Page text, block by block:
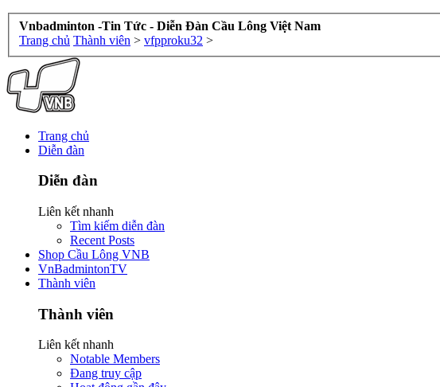
Vnbadminton -Tin Tức - Diễn Đàn Cầu Lông Việt Nam
Trang chủ Thành viên > vfpproku32 >
Trang chủ
Diễn đàn
Diễn đàn
Liên kết nhanh
Tìm kiếm diễn đàn
Recent Posts
Shop Cầu Lông VNB
VnBadmintonTV
Thành viên
Thành viên
Liên kết nhanh
Notable Members
Đang truy cập